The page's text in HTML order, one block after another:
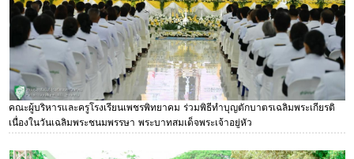
คณะผู้บริหารและครูโรงเรียนเพชรพิทยาคม ร่วมพิธีทำบุญตักบาตรเฉลิมพระเกียรติ
เนื่องในวันเฉลิมพระชนมพรรษา พระบาทสมเด็จพระเจ้าอยู่หัว